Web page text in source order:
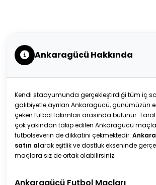
Ankaragücü Hakkında
Kendi stadyumunda gerçekleştirdiği tüm iç
galibiyetle ayrılan Ankaragücü, günümüzün
çeken futbol takımları arasında bulunur.
çok yakından takip edilen Ankaragücü
futbolseverin de dikkatini çekmektedir.
satın alarak eşitlik ve dostluk ekseninde
maçlara siz de ortak olabilirsiniz.